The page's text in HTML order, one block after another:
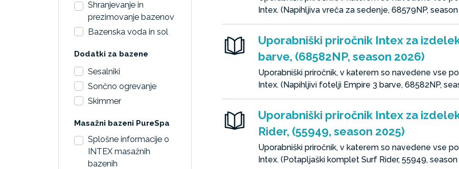
Shranjevanje in
prezimovanje bazenov
Bazenska voda in sol
Dodatki za bazene
Sesalniki
Sončno ogrevanje
Skimmer
Masažni bazeni PureSpa
Splošne informacije o
INTEX masažnih
bazenih
Intex. (Napihljiva vreča za sedenje, 68579NP,
Uporabniški priročnik Intex za
barve, (68582NP, season 2026)
Uporabniški priročnik, v katerem so navedene vse
Intex. (Napihljivi fotelji Empire 3 barve, 68582NP,
Uporabniški priročnik Intex za
Rider, (55949, season 2025)
Uporabniški priročnik, v katerem so navedene vse
Intex. (Potapljaški komplet Surf Rider, 55949,